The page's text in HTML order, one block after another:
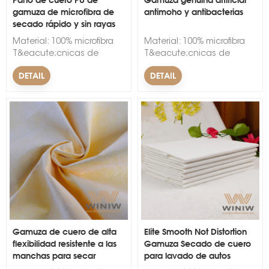
gamuza de microfibra de
secado rápido y sin rayas
Material: 100% microfibra
T&eacute;cnicas de
respaldo: no tejido Ancho:
150cm. Espesor: 1 mm.
Azul, Verde, Amarillo, Rosa
Nombre de la marca:
WINIW Cantidad
m&iacute;nima de pedido:
300 metros lineales. Tiempo
de espera: 10-15
d&iacute;as. &nbsp;
DETAIL
antimoho y antibacterias
Material: 100% microfibra
T&eacute;cnicas de
respaldo: no tejido Ancho:
150cm. Espesor: 1 mm.
Azul, Verde, Amarillo, Rosa
Nombre de la marca:
WINIW Cantidad
m&iacute;nima de pedido:
300 metros lineales. Tiempo
de espera: 10-15
d&iacute;as. &nbsp;
DETAIL
Gamuza de cuero de alta
flexibilidad resistente a las
manchas para secar
Elite Smooth Not Distortion
Gamuza Secado de cuero
para lavado de autos